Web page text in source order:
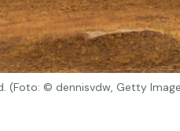
(Foto: © dennisvdw, Getty